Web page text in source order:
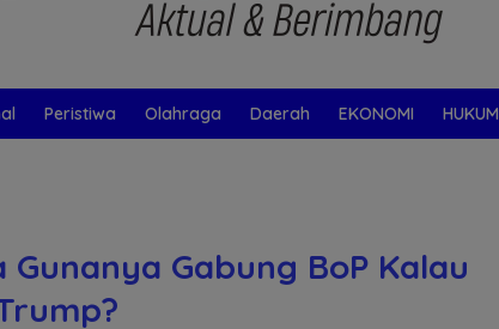
Peristiwa Olahraga Daerah EKONOMI HUKUM
Gabung BoP Kalau